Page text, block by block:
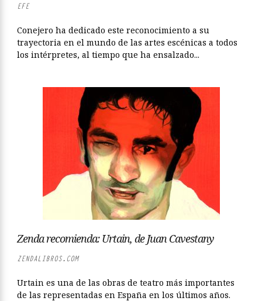
EFE
Conejero ha dedicado este reconocimiento a su
trayectoria en el mundo de las artes escénicas a todos
los intérpretes, al tiempo que ha ensalzado...
Zenda recomienda: Urtain, de Juan Cavestany
ZENDALIBROS.COM
Urtain es una de las obras de teatro más importantes
de las representadas en España en los últimos años.